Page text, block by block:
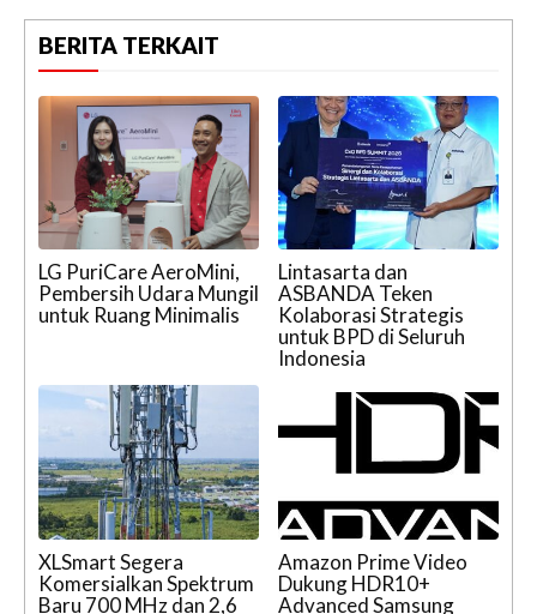
BERITA TERKAIT
LG PuriCare AeroMini,
Pembersih Udara Mungil
untuk Ruang Minimalis
Lintasarta dan
ASBANDA Teken
Kolaborasi Strategis
untuk BPD di Seluruh
Indonesia
XLSmart Segera
Komersialkan Spektrum
Baru 700 MHz dan 2,6
Amazon Prime Video
Dukung HDR10+
Advanced Samsung